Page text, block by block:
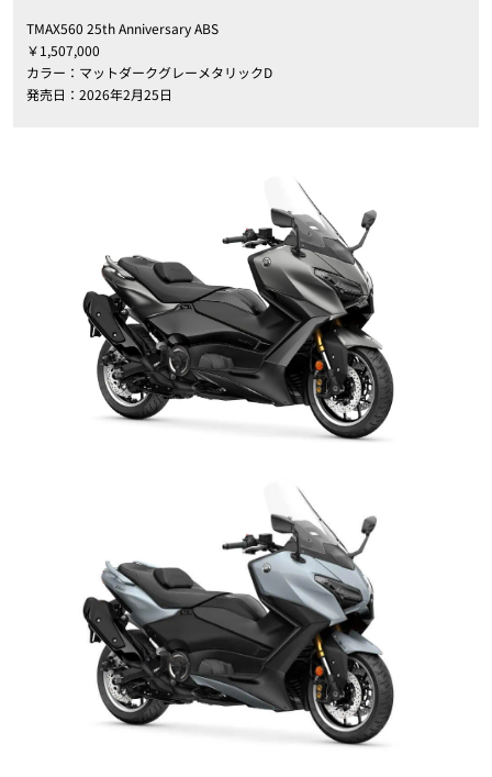
TMAX560 25th Anniversary ABS
￥1,507,000
カラー：マットダークグレーメタリックD
発売日：2026年2月25日